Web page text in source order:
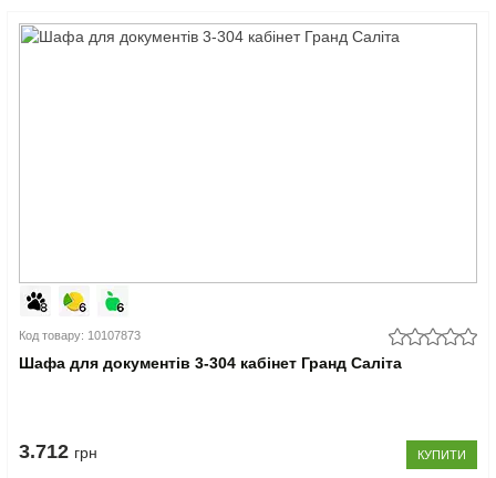
Код товару: 10107873
Шафа для документів 3-304 кабінет Гранд Саліта
3.712 грн КУПИТИ